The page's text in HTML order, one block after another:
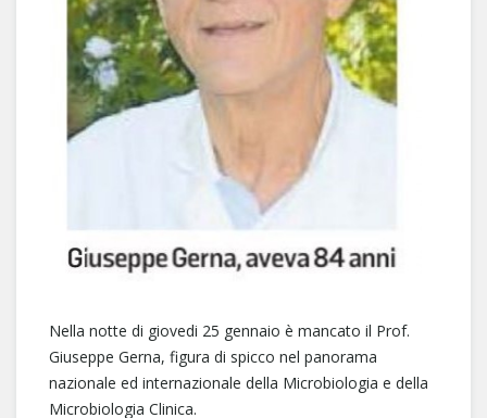
Nella notte di giovedi 25 gennaio è mancato il Prof.
Giuseppe Gerna, figura di spicco nel panorama
nazionale ed internazionale della Microbiologia e della
Microbiologia Clinica.